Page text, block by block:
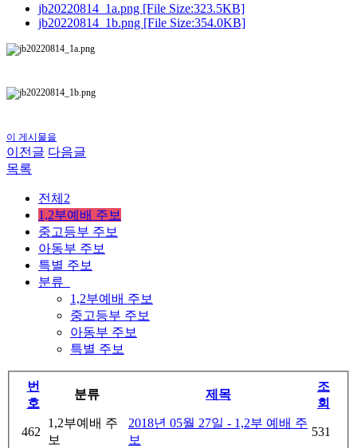
jb20220814_1a.png [File Size:323.5KB]
jb20220814_1b.png [File Size:354.0KB]
이 게시물을
이전글 다음글
목록
전체2
1,2부예배 주보
중고등부 주보
아동부 주보
특별 주보
분류
1,2부예배 주보
중고등부 주보
아동부 주보
특별 주보
번
호
분류 제목
조
회
462
1,2부예배 주
보
2018년 05월 27일 - 1,2부 예배 주
보
531